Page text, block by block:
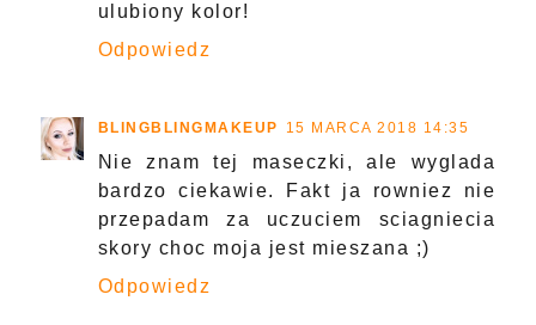
ulubiony kolor!
Odpowiedz
BLINGBLINGMAKEUP 15 MARCA 2018 14:35
Nie znam tej maseczki, ale wyglada
bardzo ciekawie. Fakt ja rowniez nie
przepadam za uczuciem sciagniecia
skory choc moja jest mieszana ;)
Odpowiedz